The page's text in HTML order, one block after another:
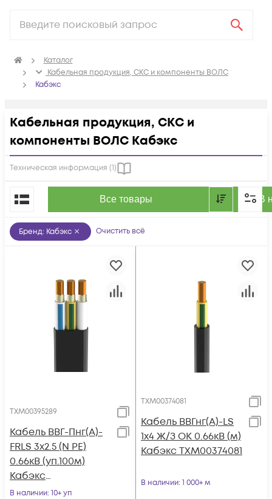
Каталог
Кабельная продукция, СКС и компоненты ВОЛС
Кабэкс
Кабельная продукция, СКС и
компоненты ВОЛС Кабэкс
Техническая информация (1)
Все товары В
По популярности
Бренд: Кабэкс Очистить всё
ТХМ00395289
Кабель ВВГ-Пнг(А)-
FRLS 3х2.5 (N PE)
0.66кВ (уп.100м)
Кабэкс
ТХМ00395289
В наличии: 10+ уп
ТХМ00374081
Кабель ВВГнг(А)-LS
1х4 Ж/З ОК 0.66кВ (м)
Кабэкс ТХМ00374081
В наличии: 1 000+ м